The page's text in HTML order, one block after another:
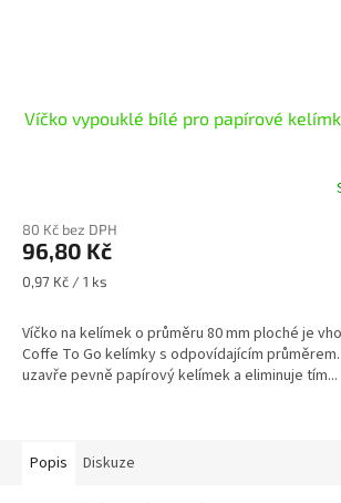
Víčko vypouklé bílé pro papírové
80 Kč bez DPH
96,80 Kč
Měrná
0,97 Kč / 1 ks
Víčko na kelímek o průměru 80 mm ploché je
Coffe To Go kelímky s odpovídajícím
uzavře pevně papírový kelímek a eliminuje tím...
Popis Diskuze